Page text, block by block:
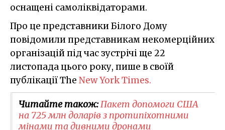
оснащені самоліквідаторами.
Про це представники Білого Дому
повідомили представникам некомерційних
організацій під час зустрічі ще 22
листопада цього року, пише в своїй
публікації The New York Times.
Читайте також:Пакет допомоги США
на 725 млн доларів з протипіхотними
мінами та дивними дронами